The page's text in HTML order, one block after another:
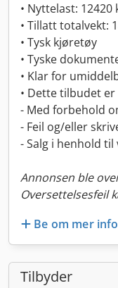
• Nyttelast: 12420
• Tillatt totalvekt:
• Tysk kjøretøy
• Tyske
• Klar for
• Dette tilbudet
- Med forbehold
- Feil og/eller
- Salg i henhold
Annonsen ble
Oversettelsesfeil
Be om mer
Tilbyder